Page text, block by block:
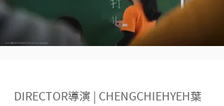
DIRECTOR導演 | CHENGCHIEHYEH葉